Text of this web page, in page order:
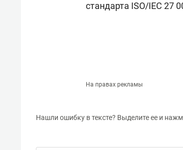
стандарта ISO/IEC 27
На правах рекламы
Нашли ошибку в тексте? Выделите ее и